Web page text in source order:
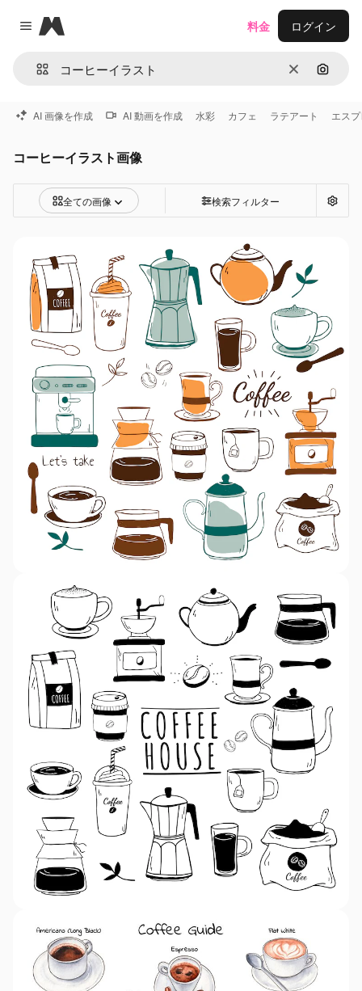
Close menu
Magnific
消去 画像で
料金 ログイン
AI 画像を作成 AI 動画を作成 水彩 カフェ ラテアート エス
コーヒーイラスト画像
全ての画像 検索フィルター